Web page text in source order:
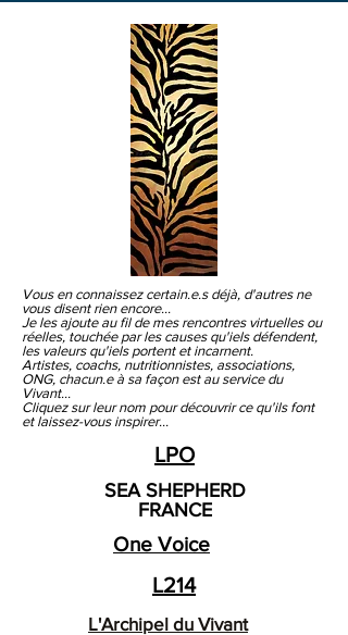
Vous en connaissez certain.e.s déjà, d'autres ne
vous disent rien encore...
Je les ajoute au fil de mes rencontres virtuelles ou
réelles, touchée par les causes qu'iels défendent,
les valeurs qu'iels portent et incarnent.
Artistes, coachs, nutritionnistes, associations,
ONG, chacun.e à sa façon est au service du
Vivant...
Cliquez sur leur nom pour découvrir ce qu'ils font
et laissez-vous inspirer...
LPO
SEA SHEPHERD
FRANCE
One Voice
L214
L'Archipel du Vivant